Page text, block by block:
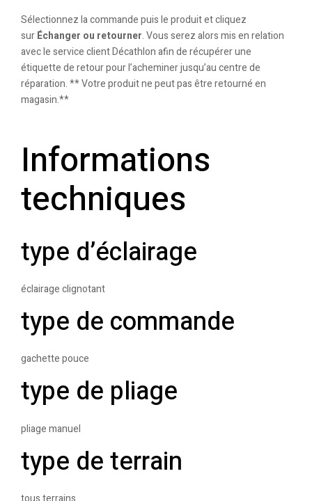
Sélectionnez la commande puis le produit et cliquez
surÉchanger ou retourner. Vous serez alors mis en relation
avec le service client Décathlon afin de récupérer une
étiquette de retour pour l’acheminer jusqu’au centre de
réparation. ** Votre produit ne peut pas être retourné en
magasin.**
Informations
techniques
type d’éclairage
éclairage clignotant
type de commande
gachette pouce
type de pliage
pliage manuel
type de terrain